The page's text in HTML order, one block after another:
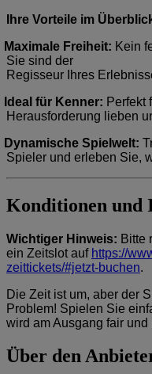
Ihre Vorteile im
Maximale Freiheit: Kein
Sie sind der
Regisseur Ihres
Ideal für Kenner: Perfekt
Herausforderung lieben
Dynamische Spielwelt:
Spieler und erleben Sie,
Konditionen und
Wichtiger Hinweis: Bitte
ein Zeitslot auf https://
zeittickets/#jetzt-buchen.
Die Zeit ist um, aber der
Problem! Spielen Sie
wird am Ausgang fair
Über den